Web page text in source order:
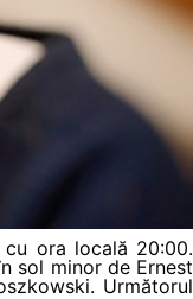
cu ora locală 20:00.
sol minor de Ernest
Următorul